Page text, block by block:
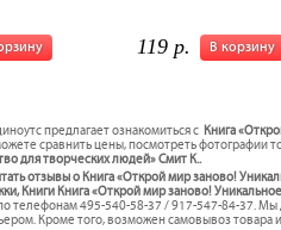
В корзину
119 р.
предлагает ознакомиться с Книга
сравнить цены, посмотреть фотографии
для творческих людей» Смит К..
отзывы о Книга «Открой мир заново!
Книги Книга «Открой мир заново!
телефонам 495-540-58-37 / 917-547-84-37.
Кроме того, возможен самовывоз товара